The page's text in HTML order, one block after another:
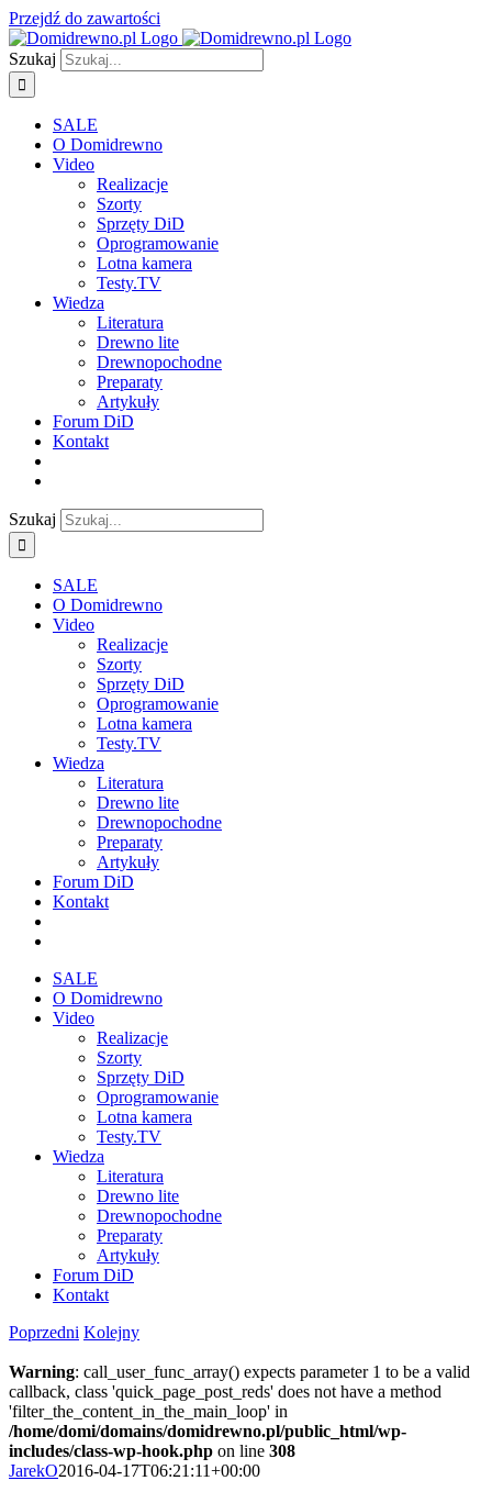
Przejdź do zawartości
Szukaj
SALE
O Domidrewno
Video
Realizacje
Szorty
Sprzęty DiD
Oprogramowanie
Lotna kamera
Testy.TV
Wiedza
Literatura
Drewno lite
Drewnopochodne
Preparaty
Artykuły
Forum DiD
Kontakt
Szukaj
SALE
O Domidrewno
Video
Realizacje
Szorty
Sprzęty DiD
Oprogramowanie
Lotna kamera
Testy.TV
Wiedza
Literatura
Drewno lite
Drewnopochodne
Preparaty
Artykuły
Forum DiD
Kontakt
SALE
O Domidrewno
Video
Realizacje
Szorty
Sprzęty DiD
Oprogramowanie
Lotna kamera
Testy.TV
Wiedza
Literatura
Drewno lite
Drewnopochodne
Preparaty
Artykuły
Forum DiD
Kontakt
Poprzedni Kolejny
Warning: call_user_func_array() expects parameter 1 to be a valid
callback, class 'quick_page_post_reds' does not have a method
'filter_the_content_in_the_main_loop' in
/home/domi/domains/domidrewno.pl/public_html/wp-
includes/class-wp-hook.php on line 308
JarekO2016-04-17T06:21:11+00:00